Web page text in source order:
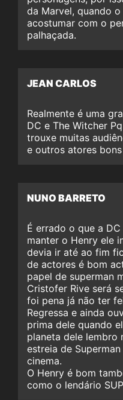
da Marvel, quando
acostumar com o
palhaçada.
JEAN CARLOS
Realmente é uma
DC e The Witcher
trouxe muitas
e outros atores
NUNO BARRETO
É errado o que a
manter o Henry ele
devia ir até ao fim
de actores é bom
papel de superman
Cristofer Rive será
foi pena já não ter
Regressa e ainda
prima dele quando
planeta dele lembro
estreia de
cinema.
O Henry é bom
como o lendário